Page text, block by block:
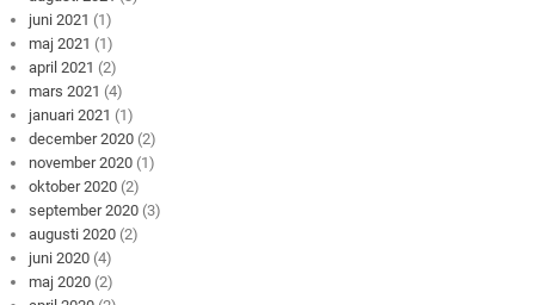
juni 2021 (1)
maj 2021 (1)
april 2021 (2)
mars 2021 (4)
januari 2021 (1)
december 2020 (2)
november 2020 (1)
oktober 2020 (2)
september 2020 (3)
augusti 2020 (2)
juni 2020 (4)
maj 2020 (2)